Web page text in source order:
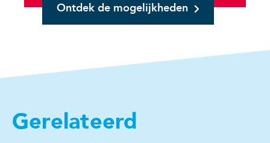
Ontdek de mogelijkheden
Gerelateerd